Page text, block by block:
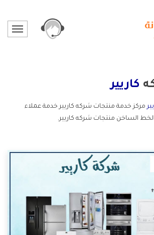
كاريير
مركز خدمة منتجات شركه كاريير خدمة عملاء
الساخن منتجات شركه كاريير.